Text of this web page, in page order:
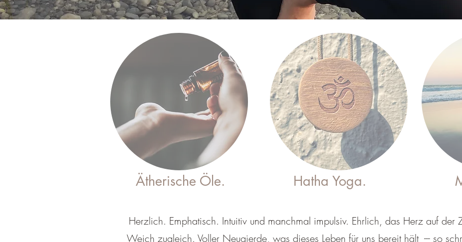
Ätherische Öle. Hatha Yoga.
Herzlich. Emphatisch. Intuitiv und manchmal impulsiv. Ehrlich, das Herz auf der
Weich zugleich. Voller Neugierde, was dieses Leben für uns bereit hält --- so